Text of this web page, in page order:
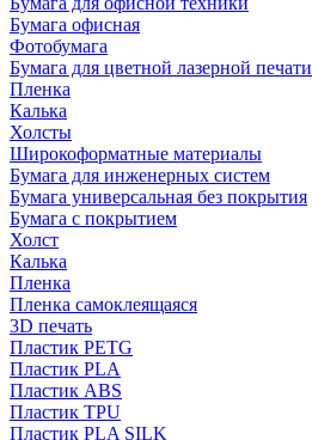
Бумага офисная
Фотобумага
Бумага для цветной лазерной печати
Пленка
Калька
Холсты
Широкоформатные материалы
Бумага для инженерных систем
Бумага универсальная без покрытия
Бумага с покрытием
Холст
Калька
Пленка
Пленка самоклеящаяся
3D печать
Пластик PETG
Пластик PLA
Пластик ABS
Пластик TPU
Пластик PLA SILK